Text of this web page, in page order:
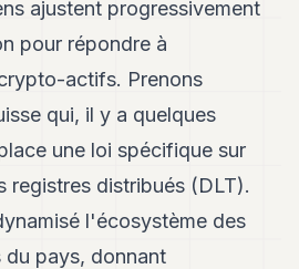
ajustent progressivement
pour répondre à
actifs. Prenons
qui, il y a quelques
une loi spécifique sur
registres distribués (DLT).
l'écosystème des
du pays, donnant